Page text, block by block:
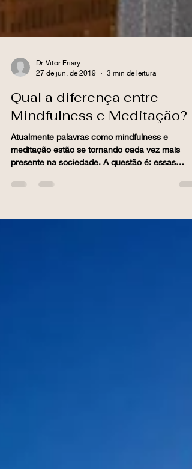
Dr. Vitor Friary
27 de jun. de 2019
3 min de leitura
Qual a diferença entre
Mindfulness e Meditação?
meditação estão se tornando cada vez mais
presente na sociedade. A questão é: essas